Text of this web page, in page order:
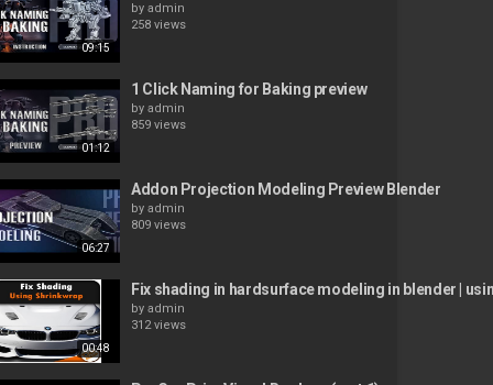
09:15
by admin
258 views
01:12
1 Click Naming for Baking preview
by admin
859 views
06:27
Addon Projection Modeling Preview Blender
by admin
809 views
00:48
Fix shading in hardsurface modeling in blender |
by admin
312 views